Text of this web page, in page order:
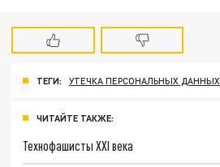
ТЕГИ: УТЕЧКА ПЕРСОНАЛЬНЫХ ДАННЫХ
ЧИТАЙТЕ ТАКЖЕ:
Технофашисты XXI века